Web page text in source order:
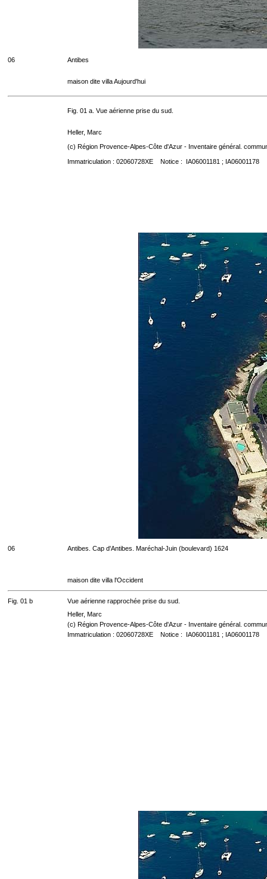
06 Antibes
maison dite villa Aujourd'hui
Fig. 01 a. Vue aérienne prise du sud.
Heller, Marc
(c) Région Provence-Alpes-Côte d'Azur - Inventaire général.
Immatriculation : 02060728XE Notice : IA06001181 ; IA06001178
06 Antibes. Cap d'Antibes. Maréchal-Juin (boulevard) 1624
maison dite villa l'Occident
Fig. 01 b
Vue aérienne rapprochée prise du sud.
Heller, Marc
(c) Région Provence-Alpes-Côte d'Azur - Inventaire général.
Immatriculation : 02060728XE Notice : IA06001181 ; IA06001178